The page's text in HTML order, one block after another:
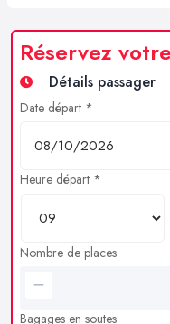
Réservez
Détails passager
Date départ *
Heure départ *
Nombre de places
Bagages en soutes